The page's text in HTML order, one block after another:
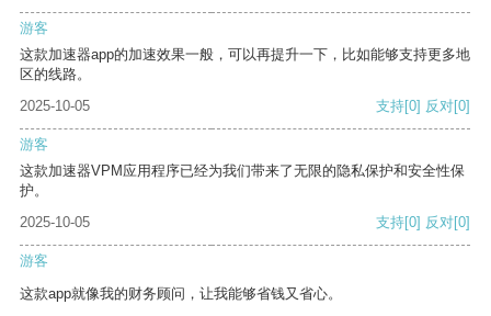
游客
这款加速器app的加速效果一般，可以再提升一下，比如能够支持更多地
区的线路。
2025-10-05
支持[0] 反对[0]
游客
这款加速器VPM应用程序已经为我们带来了无限的隐私保护和安全性保
护。
2025-10-05
支持[0] 反对[0]
游客
这款app就像我的财务顾问，让我能够省钱又省心。